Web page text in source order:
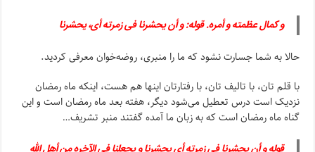
و کمال عظمته و أمره.قوله: و أن یحشرنا فی زمرته أی، یحشرنا
حالا به شما جسارت نشود که ما را منبری، روضه‌خوان معرفی کردید.
با قلم تان، با تالیف تان، با رفتارتان اینها هم هست، اینکه ماه رمضان
نزدیک است درس تعطیل می‌شود دیگر، هفته بعد ماه رمضان است و این
گناه ماه رمضان است که به زبان ما آمده گفتند منبر تشریف…